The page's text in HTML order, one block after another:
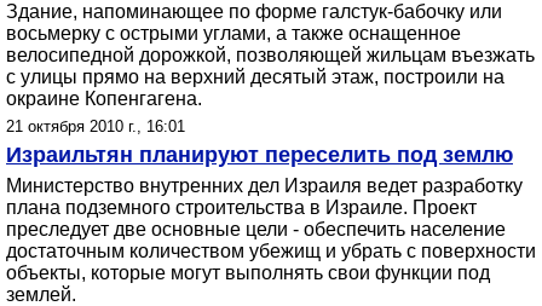
Здание, напоминающее по форме галстук-бабочку или
восьмерку с острыми углами, а также оснащенное
велосипедной дорожкой, позволяющей жильцам въезжать
с улицы прямо на верхний десятый этаж, построили на
окраине Копенгагена.
21 октября 2010 г., 16:01
Израильтян планируют переселить под землю
Министерство внутренних дел Израиля ведет разработку
плана подземного строительства в Израиле. Проект
преследует две основные цели - обеспечить население
достаточным количеством убежищ и убрать с поверхности
объекты, которые могут выполнять свои функции под
землей.